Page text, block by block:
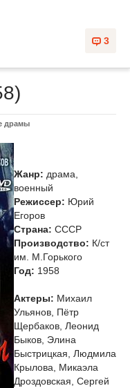
3
драмы
Жанр: драма,
военный
Режиссер: Юрий
Егоров
Страна: СССР
Производство: К/ст
им. М.Горького
Год: 1958
Актеры: Михаил
Ульянов, Пётр
Щербаков, Леонид
Быков, Элина
Быстрицкая, Людмила
Крылова, Микаэла
Дроздовская, Сергей